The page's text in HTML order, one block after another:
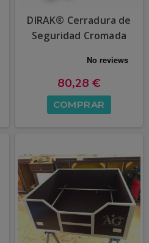
DIRAK® Cerradura de
Seguridad Cromada
80,28 €
COMPRAR